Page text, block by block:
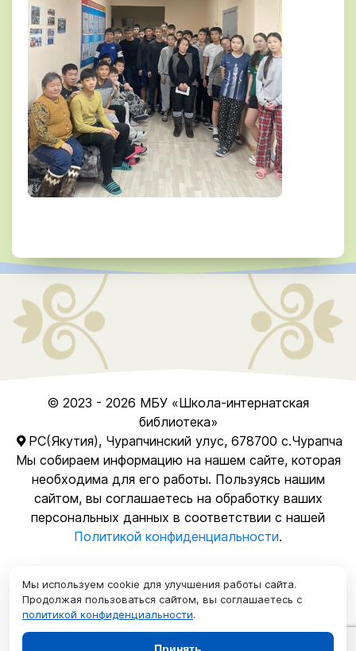
© 2023 - 2026 МБУ «Школа-интернатская
библиотека»
РС(Якутия), Чурапчинский улус, 678700 с.Чурапча
Мы собираем информацию на нашем сайте, которая
необходима для его работы. Пользуясь нашим
сайтом, вы соглашаетесь на обработку ваших
персональных данных в соответствии с нашей
Политикой конфиденциальности.
Разработка и техническая поддержка сайта
Мы используем cookie для улучшения работы сайта.
Продолжая пользоваться сайтом, вы соглашаетесь с
политикой конфиденциальности.